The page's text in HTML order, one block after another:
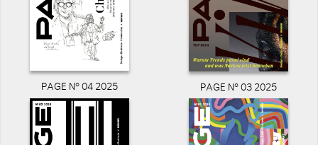
PAGE N° 04 2025 PAGE N° 03 2025